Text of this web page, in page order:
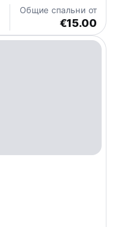
Общие спальни от
€15.00